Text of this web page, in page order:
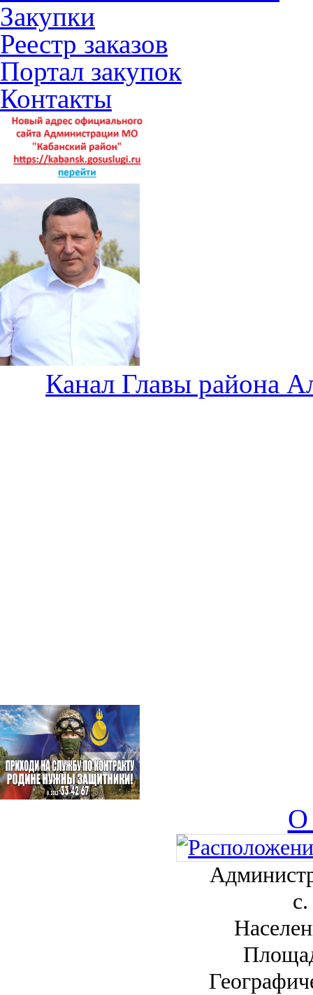
Закупки
Реестр заказов
Портал закупок
Контакты
Канал Главы района
О